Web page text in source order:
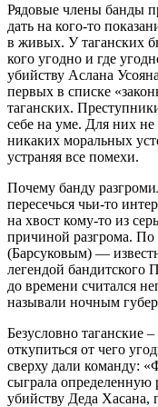
Рядовые члены банды
дать на кого-то
в живых. У таганских
кого угодно и где
убийству Аслана
первых в списке
таганских.
себе на уме. Для них
никаких моральных
устраняя все помехи.
Почему банду
пересечься чьи-то
на хвост кому-то из
причиной разгрома.
(Барсуковым) —
легендой бандитского
до времени считался
называли ночным
Безусловно таганские
откупиться от чего
сверху дали команду:
сыграла определенную
убийству Деда Хасана,